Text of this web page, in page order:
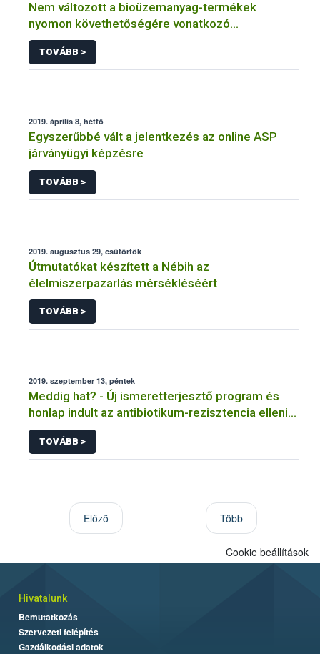
Nem változott a bioüzemanyag-termékek
nyomon követhetőségére vonatkozó
szabályozás
TOVÁBB >
2019. április 8, hétfő
Egyszerűbbé vált a jelentkezés az online ASP
járványügyi képzésre
TOVÁBB >
2019. augusztus 29, csütörtök
Útmutatókat készített a Nébih az
élelmiszerpazarlás mérsékléséért
TOVÁBB >
2019. szeptember 13, péntek
Meddig hat? - Új ismeretterjesztő program és
honlap indult az antibiotikum-rezisztencia elleni
küzdelem jegyében
TOVÁBB >
Előző Több
Cookie beállítások
Hivatalunk
Bemutatkozás
Szervezeti felépítés
Gazdálkodási adatok